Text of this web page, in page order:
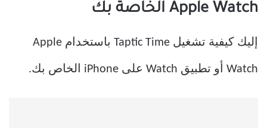
Apple Watch الخاصة بك
إليك كيفية تشغيل Taptic Time باستخدام Apple
Watch أو تطبيق Watch على iPhone الخاص بك.